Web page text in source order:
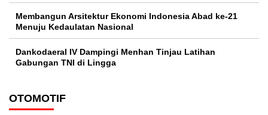
Membangun Arsitektur Ekonomi Indonesia Abad ke-21
Menuju Kedaulatan Nasional
Dankodaeral IV Dampingi Menhan Tinjau Latihan
Gabungan TNI di Lingga
OTOMOTIF